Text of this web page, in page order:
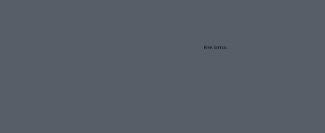
Reklama: